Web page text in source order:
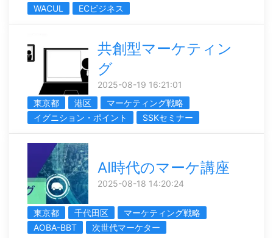
WACUL
ECビジネス
共創型マーケティン
グ
2025-08-19 16:21:01
東京都
港区
マーケティング戦略
イグニション・ポイント
SSKセミナー
AI時代のマーケ講座
2025-08-18 14:20:24
東京都 千代田区
マーケティング戦略
AOBA-BBT
次世代マーケター